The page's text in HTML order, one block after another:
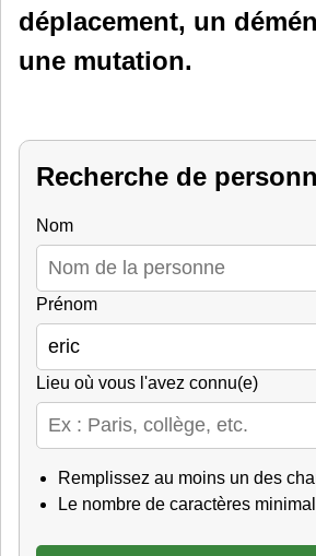
déplacement, un
une mutation.
Recherche de
Nom
Prénom
Lieu où vous l'avez connu(e)
Remplissez au moins un des
Le nombre de caractères